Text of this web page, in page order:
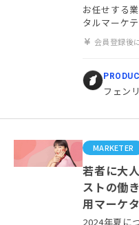
お任せする
タルマーケ
会員登録後
フェン
MARKETER
若者に大
ストの働
用マーケ
2024年夏に